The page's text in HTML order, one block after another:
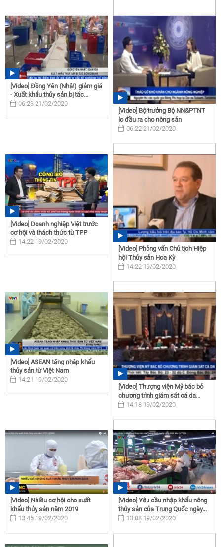
[Video] Đồng Yên (Nhật) giảm giá
- Xuất khẩu thủy sản bị tác...
06:23 21/02/2020
[Video] Bộ trưởng Bộ NN&PTNT
lo đầu ra cho nông sản
06:22 21/02/2020
[Video] Doanh nghiệp Việt trước
cơ hội và thách thức từ TPP
14:22 19/02/2020
[Video] Phỏng vấn Chủ tịch Hiệp
hội Thủy sản Hoa Kỳ
14:22 19/02/2020
[Video] ASEAN tăng nhập khẩu
thủy sản từ Việt Nam
14:21 19/02/2020
[Video] Thượng viện Mỹ bác bỏ
chương trình giám sát cá da...
14:18 19/02/2020
[Video] Nhiều cơ hội cho xuất
khẩu thủy sản năm 2019
13:45 19/02/2020
[Video] Yêu cầu nhập khẩu nông
thủy sản của Trung Quốc ngày...
13:08 19/02/2020